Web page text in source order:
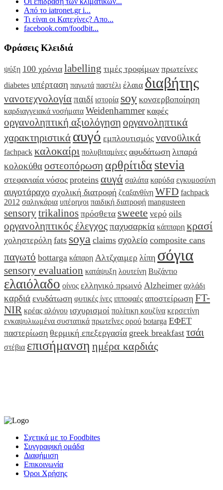
Από το iatronet.gr i...
Τι είναι οι Κατεχίνες? Απο...
facebook.com/foodbit...
Φράσεις Κλειδιά
ψύξη 100 χρόνια labelling τιμές τροφίμων πρωτείνες
diabetes υπέρταση παγωτά παστέλι έλαια διαβήτης
νανοτεχνολογίαπαιδί ιστορία soy κονσερβοποίηση
καρδιαγγειακά νοσήματα Weidenhammer καφές
οργανοληπτική αξιολόγηση οργανοληπτικά
χαρακτηριστικά αυγό εμπλουτισμός νανοϋλικά
fachpack καλοκαίρι πολυβιταμίνες αφυδάτωση λιπαρά
κολοκύθαοστεοπόρωση αρθρίτιδα stevia
στεφανιαία νόσος proteins αυγά σαλάτα καρύδα εγκυμοσύνη
αυγοτάραχο σχολική διατροφή ζεαξανθίνη WFD fachpack
2012 σαλιγκάρια υπέρηχοι παιδική διατροφή mangusteen
sensorytrikalinos πρόσθετα sweete νερό oils
οργανοληπτικός έλεγχοςπαχυσαρκία κάππαρη κρασί
χοληστερόλη fats soya claims σχολείο composite cans
παγωτό bottarga κάπαρη Αλτζχαιμερ λίπη σόγια
sensory evaluation κατάψυξη λουτείνη Βυζάντιο
ελαιόλαδο οίνος ελληνικό πρωινό Alzheimer αχλάδι
καρδιά ενυδάτωση φυτικές ίνες ιπποφαές αποστείρωση FT-
NIR κρέας αλόγου ισχυρισμοί πολίτικη κουζίνα κερσετίνη
ενκαψυλιωμένα συστατικά πρωτεΐνες ορού botarga ΕΦΕΤ
παστερίωση θερμική επεξεργασία greek breakfast τσάι
στέβια επισήμανση ημέρα καρδιάς
Σχετικά με το Foodbites
Συγγραφική ομάδα
Διαφήμιση
Επικοινωνία
Όροι Χρήσης